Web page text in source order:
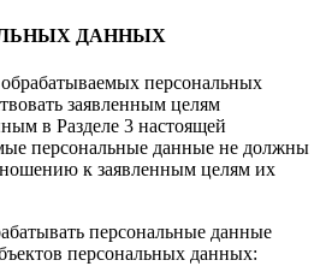
ДАННЫХ
персональных
заявленным целям
в Разделе 3 настоящей
персональные данные не должны
к заявленным целям их
персональные данные
персональных данных: